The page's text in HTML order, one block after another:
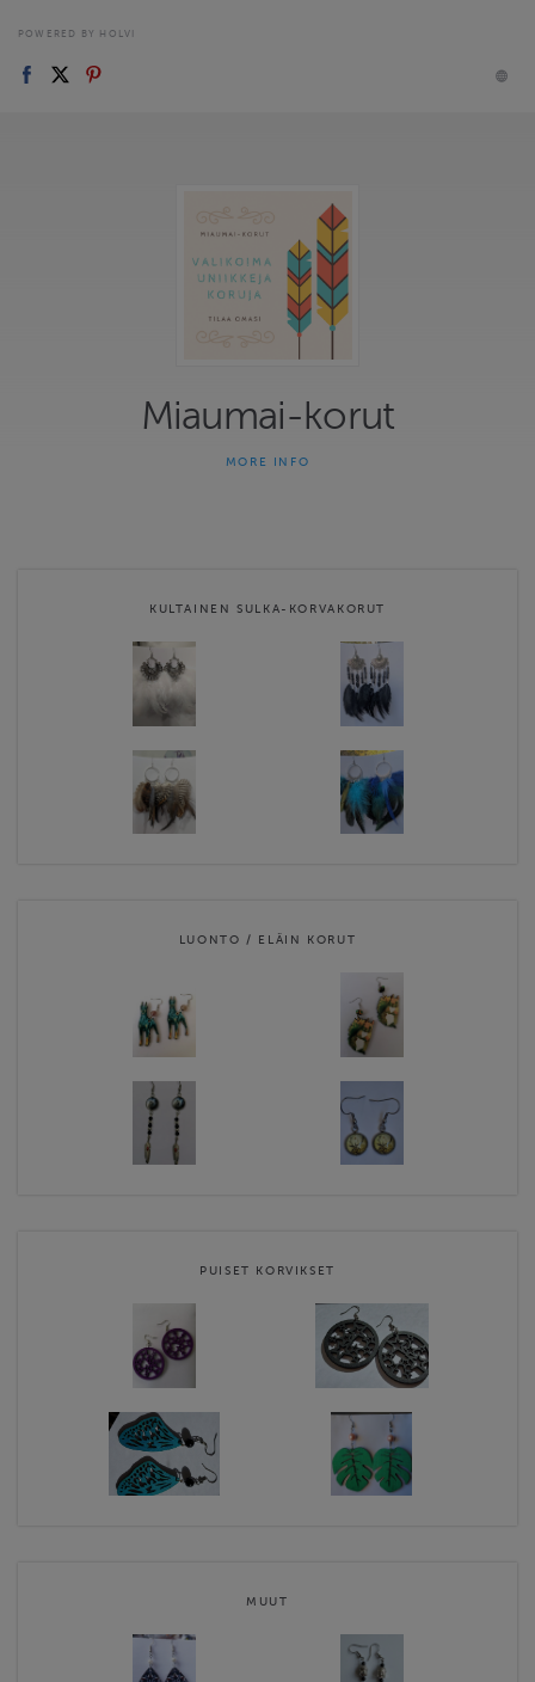
POWERED BY HOLVI
Miaumai-korut
miaumai@gmail.com
MORE INFO
KULTAINEN SULKA-KORVAKORUT
LUONTO / ELÄIN KORUT
PUISET KORVIKSET
MUUT